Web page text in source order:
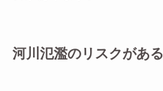
河川氾濫のリスクがある